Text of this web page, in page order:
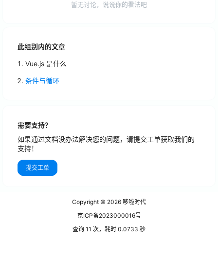
此组别内的文章
Vue.js 是什么
条件与循环
需要支持？
如果通过文档没办法解决您的问题，请提交工单获取我们的
支持！
提交工单
暂无讨论，说说你的看法吧
Copyright © 2026 哆啦时代
京ICP备2023000016号
查询 11 次，耗时 0.0733 秒